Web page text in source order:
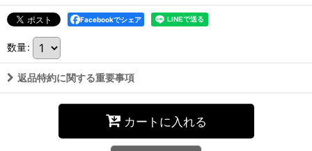
Facebookでシェア
数量:
返品特約に関する重要事項
カートに入れる